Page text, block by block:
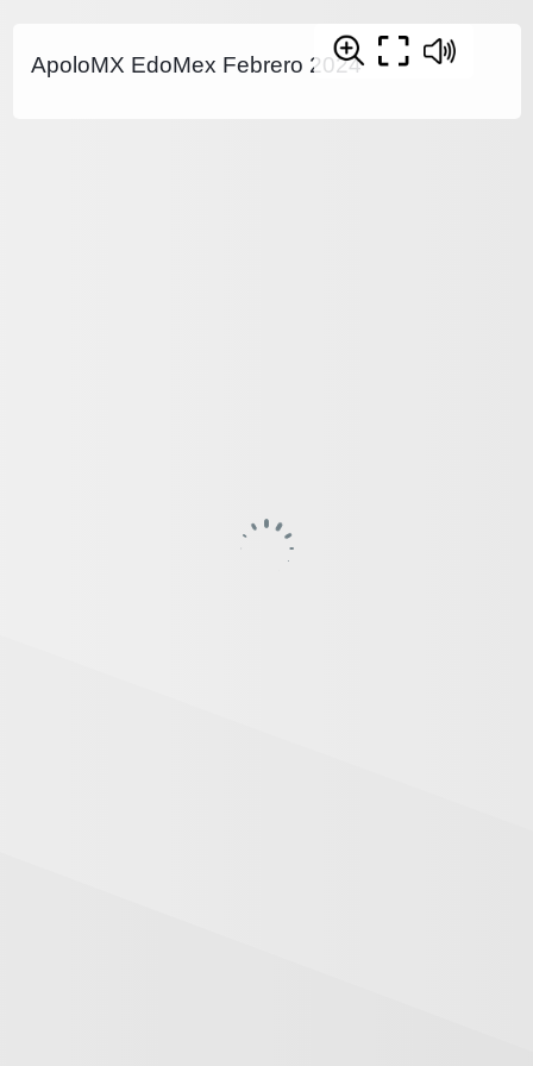
ApoloMX EdoMex Febrero 2024